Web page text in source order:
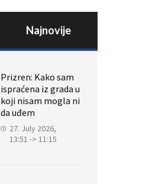
Najnovije
Prizren: Kako sam
ispraćena iz grada u
koji nisam mogla ni
da uđem
27. July 2026,
13:51 -> 11:15